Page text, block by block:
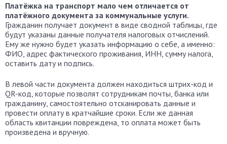
Платёжка на транспорт мало чем отличается от
платёжного документа за коммунальные услуги.
Гражданин получает документ в виде сводной таблицы, где
будут указаны данные получателя налоговых отчислений.
Ему же нужно будет указать информацию о себе, а именно:
ФИО, адрес фактического проживания, ИНН, сумму налога,
оставить дату и подпись.
В левой части документа должен находиться штрих-код и
QR-код, которые позволят сотрудникам почты, банка или
гражданину, самостоятельно отсканировать данные и
провести оплату в кратчайшие сроки. Если же данная
область квитанции повреждена, то оплата может быть
произведена и вручную.